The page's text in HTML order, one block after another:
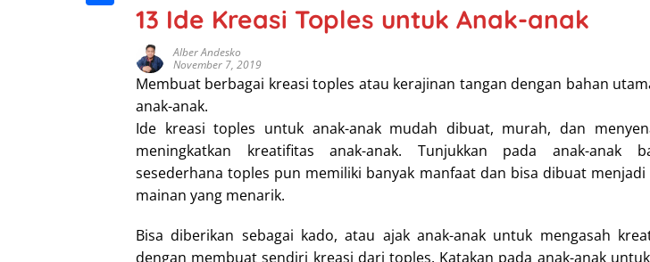
13 Ide Kreasi Toples untuk Anak-anak
Alber Andesko
November 7, 2019
Membuat berbagai kreasi toples atau kerajinan tangan dengan bahan
anak-anak.
Ide kreasi toples untuk anak-anak mudah dibuat, murah, dan
meningkatkan kreatifitas anak-anak. Tunjukkan pada anak-anak
sesederhana toples pun memiliki banyak manfaat dan bisa dibuat menjadi
mainan yang menarik.
Bisa diberikan sebagai kado, atau ajak anak-anak untuk mengasah
dengan membuat sendiri kreasi dari toples. Katakan pada anak-anak